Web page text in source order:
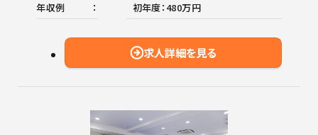
年収例
初年度：480万円
求人詳細を見る